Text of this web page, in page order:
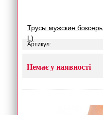
Трусы мужские
L)
Артикул:
Немає у наявності